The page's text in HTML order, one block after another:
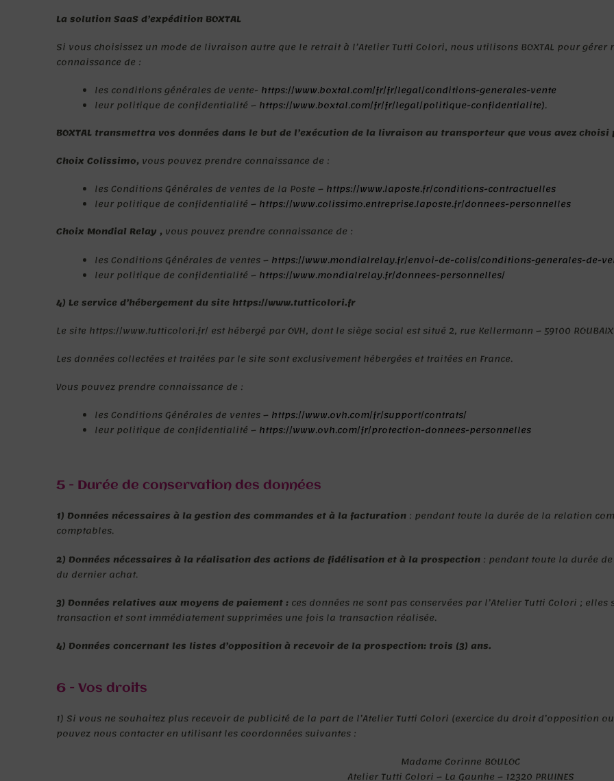
La solution SaaS d’expédition BOXTAL
Si vous choisissez un mode de livraison autre que le retrait à l’Atelier Tutti Colori, nous utilisons BOXTAL pour
connaissance de :
les conditions générales de vente- https://www.boxtal.com/fr/fr/legal/conditions-generales-vente
leur politique de confidentialité – https://www.boxtal.com/fr/fr/legal/politique-confidentialite).
BOXTAL transmettra vos données dans le but de l’exécution de la livraison au transporteur que vous avez
Choix Colissimo, vous pouvez prendre connaissance de :
les Conditions Générales de ventes de la Poste – https://www.laposte.fr/conditions-contractuelles
leur politique de confidentialité – https://www.colissimo.entreprise.laposte.fr/donnees-personnelles
Choix Mondial Relay , vous pouvez prendre connaissance de :
les Conditions Générales de ventes – https://www.mondialrelay.fr/envoi-de-colis/conditions-generales-de-
leur politique de confidentialité – https://www.mondialrelay.fr/donnees-personnelles/
4) Le service d’hébergement du site https://www.tutticolori.fr
Le site https://www.tutticolori.fr/ est hébergé par OVH, dont le siège social est situé 2, rue Kellermann – 59100
Les données collectées et traitées par le site sont exclusivement hébergées et traitées en France.
Vous pouvez prendre connaissance de :
les Conditions Générales de ventes – https://www.ovh.com/fr/support/contrats/
leur politique de confidentialité – https://www.ovh.com/fr/protection-donnees-personnelles
5 - Durée de conservation des données
1) Données nécessaires à la gestion des commandes et à la facturation : pendant toute la durée de la relation
comptables.
2) Données nécessaires à la réalisation des actions de fidélisation et à la prospection : pendant toute la durée
du dernier achat.
3) Données relatives aux moyens de paiement : ces données ne sont pas conservées par l’Atelier Tutti Colori ;
transaction et sont immédiatement supprimées une fois la transaction réalisée.
4) Données concernant les listes d’opposition à recevoir de la prospection: trois (3) ans.
6 - Vos droits
1) Si vous ne souhaitez plus recevoir de publicité de la part de l’Atelier Tutti Colori (exercice du droit d’opposition
pouvez nous contacter en utilisant les coordonnées suivantes :
Madame Corinne BOULOC
Atelier Tutti Colori – La Gaunhe – 12320 PRUINES